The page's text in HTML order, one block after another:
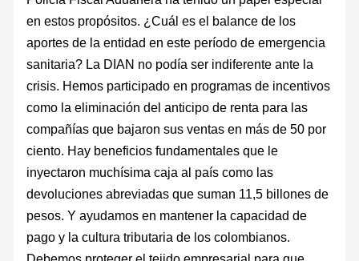
en estos propósitos. ¿Cuál es el balance de los
aportes de la entidad en este período de emer­gencia
sanitaria? La DIAN no podía ser indiferente ante la
crisis. Hemos participado en programas de incentivos
como la eliminación del anticipo de renta para las
compañías que bajaron sus ventas en más de 50 por
ciento. Hay beneficios fundamentales que le
inyectaron muchísima caja al país como las
devoluciones abreviadas que suman 11,5 billones de
pesos. Y ayudamos en mantener la capacidad de
pago y la cultura tributaria de los colombianos.